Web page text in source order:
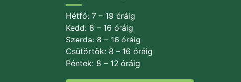
Hétfő: 7 – 19 óráig
Kedd: 8 – 16 óráig
Szerda: 8 – 16 óráig
Csütörtök: 8 – 16 óráig
Péntek: 8 – 12 óráig